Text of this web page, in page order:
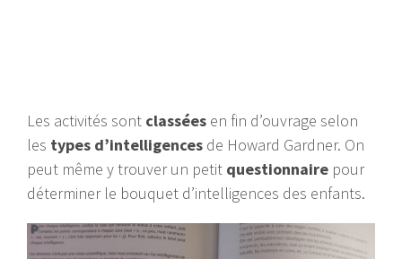
Les activités sont classées en fin d’ouvrage selon
les types d’intelligences de Howard Gardner. On
peut même y trouver un petit questionnaire pour
déterminer le bouquet d’intelligences des enfants.